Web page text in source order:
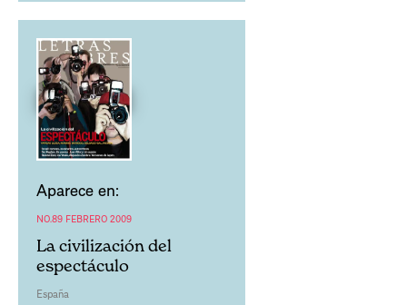
Aparece en:
NO.89 FEBRERO 2009
La civilización del
espectáculo
España